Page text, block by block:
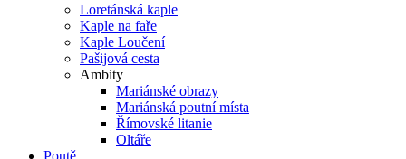
Loretánská kaple
Kaple na faře
Kaple Loučení
Pašijová cesta
Ambity
Mariánské obrazy
Mariánská poutní místa
Římovské litanie
Oltáře
Poutě